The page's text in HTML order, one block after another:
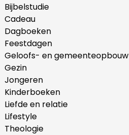
Bijbelstudie
Cadeau
Dagboeken
Feestdagen
Geloofs- en gemeenteopbouw
Gezin
Jongeren
Kinderboeken
Liefde en relatie
Lifestyle
Theologie